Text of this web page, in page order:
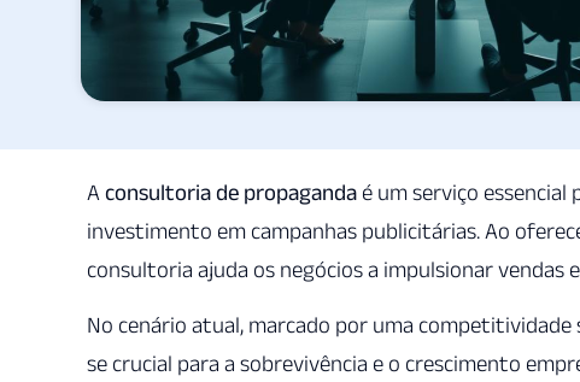
A consultoria de propaganda é um serviço
investimento em campanhas publicitárias. Ao
consultoria ajuda os negócios a impulsionar vendas
No cenário atual, marcado por uma competitividade
se crucial para a sobrevivência e o crescimento